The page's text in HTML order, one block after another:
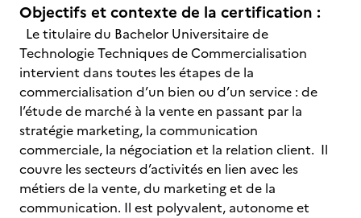
Objectifs et contexte de la certification :
Le titulaire du Bachelor Universitaire de
Technologie Techniques de Commercialisation
intervient dans toutes les étapes de la
commercialisation d’un bien ou d’un service : de
l’étude de marché à la vente en passant par la
stratégie marketing, la communication
commerciale, la négociation et la relation client. Il
couvre les secteurs d’activités en lien avec les
métiers de la vente, du marketing et de la
communication. Il est polyvalent, autonome et